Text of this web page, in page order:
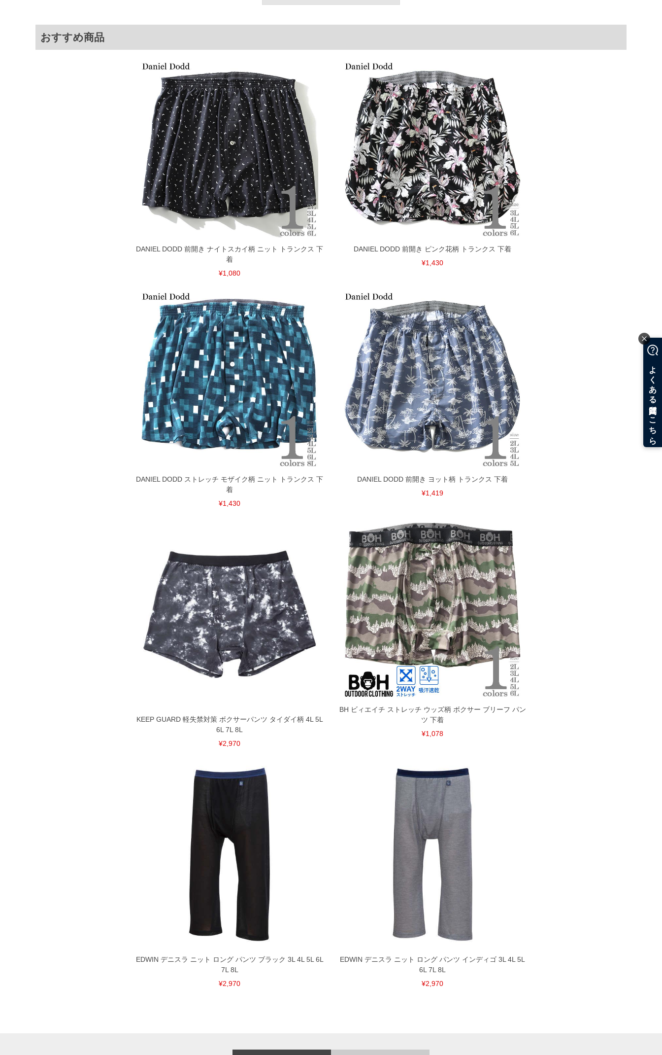
6L 125～140
145～160
単位はcm
※商品によって若干のサイズの誤差がございます。また、お客様がご使用の環境（コンピュ
ータ画面）によって、商品の色味が若干異なる場合がございます。予めご了承ください。
※上記サイズが実際の商品に付いているタグのサイズ表記と異なる場合があります。お取り
扱い前に商品付属タグの記載もご確認下さい。
※当店での掲載商品は、実店鋪と在庫を共用しておりますので店頭での売り違い、店舗から
のお取り寄せ等により、お客様にご迷惑をお掛けしてしまう場合がございます。そのような
ことがない様最大限に努めておりますが、もしあった場合速やかにご連絡させて頂きますの
で予めご了承ください。
※【ボトムの裾上げをご希望の場合】
裾上げ料金は500円+税となります。
備考欄に股下●cmとご記入下さい。（裾上げ無料対象商品は1本につき税込6,000円以上の品
が対象。1本5,999円以下の商品は有料（500円+税）となります。）
出荷まで約1週間～20日間程お時間を頂く場合がございます。
一部、お直しに対応出来ない商品がございます。(例：裾にファスナーや調節ひもが付いて
いる、極端なデザインが施されている等)
下着(肌着)やワイシャツは商品の性質上、返品交換不可とさせて頂いております。予めご了
承くださいませ。
おすすめ商品
DANIEL DODD 前開き ナイトスカイ柄 ニット トランクス 下
着
¥1,080
DANIEL DODD 前開き ピンク花柄 トランクス 下着
¥1,430
DANIEL DODD ストレッチ モザイク柄 ニット トランクス 下
着
¥1,430
DANIEL DODD 前開き ヨット柄 トランクス 下着
¥1,419
KEEP GUARD 軽失禁対策 ボクサーパンツ タイダイ柄 4L 5L
6L 7L 8L
¥2,970
BH ビィエイチ ストレッチ ウッズ柄 ボクサー ブリーフ パン
ツ 下着
¥1,078
EDWIN デニスラ ニット ロング パンツ ブラック 3L 4L 5L 6L
7L 8L
¥2,970
EDWIN デニスラ ニット ロング パンツ インディゴ 3L 4L 5L
6L 7L 8L
¥2,970